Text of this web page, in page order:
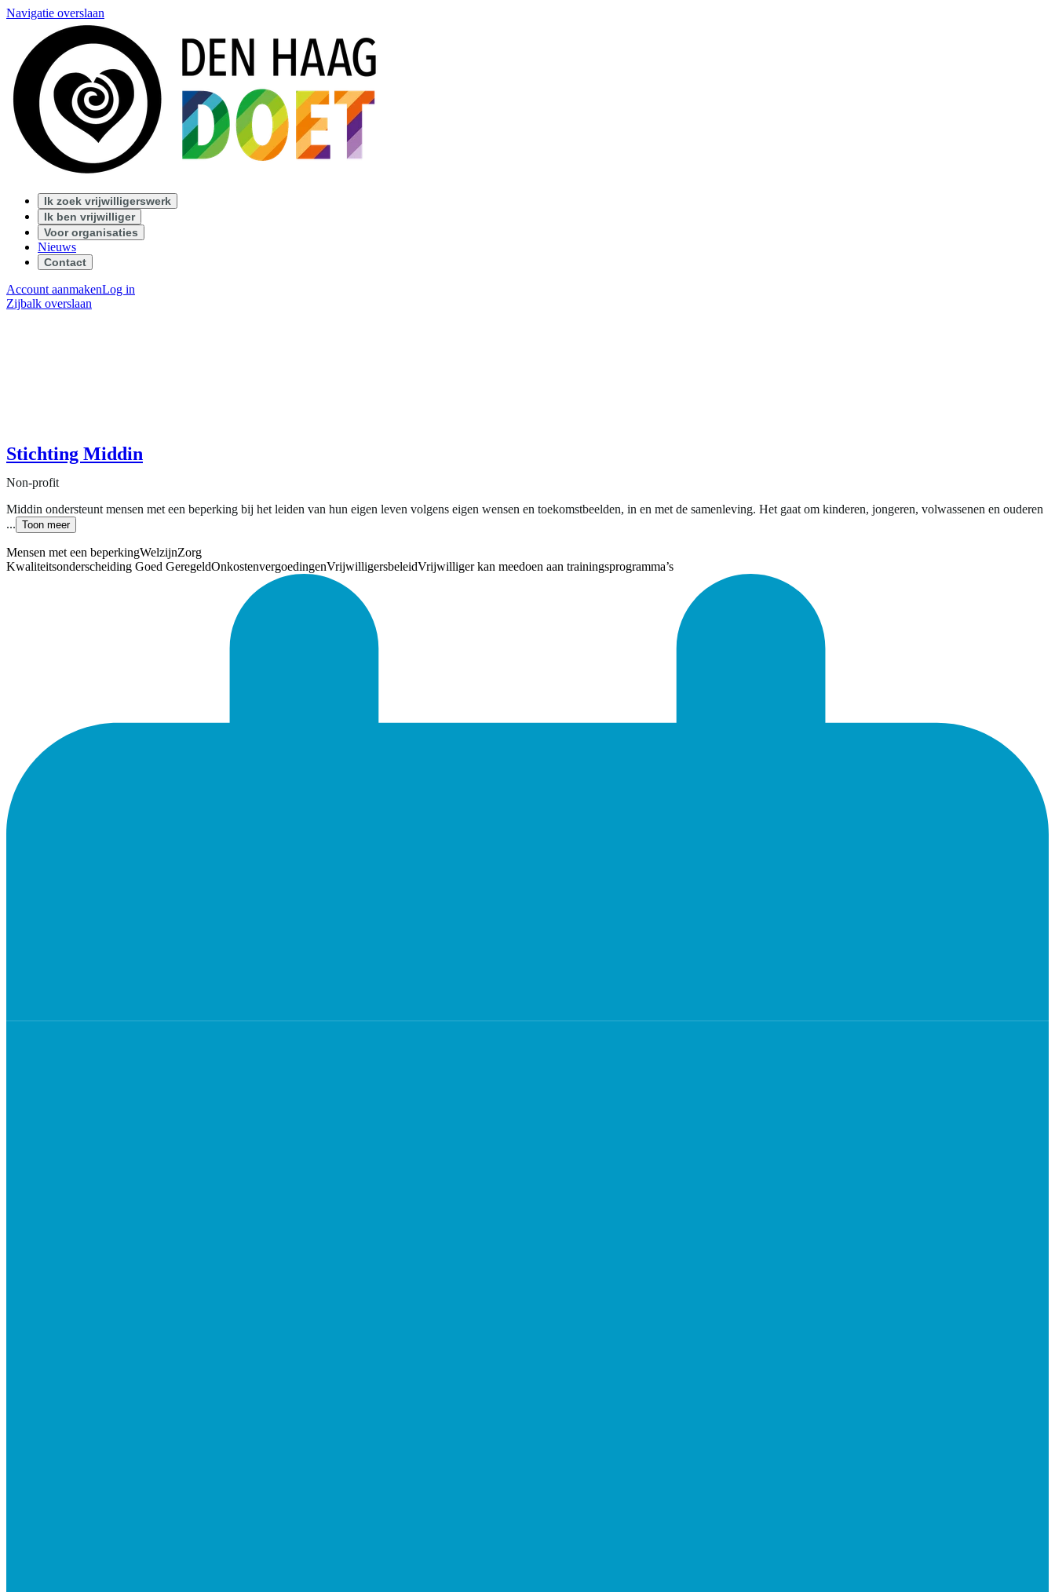
Navigatie overslaan
Ik zoek vrijwilligerswerk
Ik ben vrijwilliger
Voor organisaties
Nieuws
Contact
Account aanmakenLog in
Zijbalk overslaan
Stichting Middin
Non-profit
Middin ondersteunt mensen met een beperking bij het leiden van hun eigen leven volgens eigen wensen en toekomstbeelden, in en met de samenleving. Het gaat om kinderen, jongeren, volwassenen en ouderen
... Toon meer
Mensen met een beperkingWelzijnZorg
Kwaliteitsonderscheiding Goed GeregeldOnkostenvergoedingenVrijwilligersbeleidVrijwilliger kan meedoen aan trainingsprogramma’s